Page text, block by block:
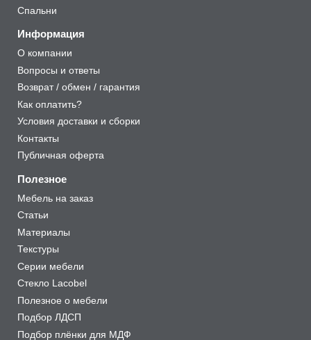
Спальни
Информация
О компании
Вопросы и ответы
Возврат / обмен / гарантия
Как оплатить?
Условия доставки и сборки
Контакты
Публичная оферта
Полезное
Мебель на заказ
Статьи
Материалы
Текстуры
Серии мебели
Стекло Lacobel
Полезное о мебели
Подбор ЛДСП
Подбор плёнки для МДФ